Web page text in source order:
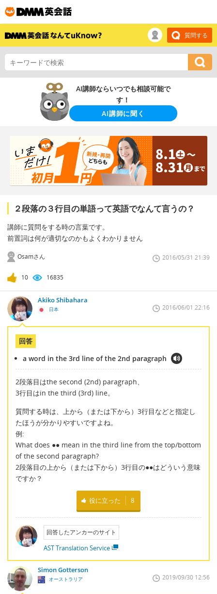
質問する
AI講師ならいつでも相談可能で
す！
AI講師に聞く
２段落の３行目の単語って英語でなんて言うの？
講師に質問をする時の言葉です。
前置詞は何が適切なのかもよくわかりません
Osamさん 2016/05/31 21:39
10 16835
Akiko Shibahara
日本 2016/06/01 22:16
回答
a word in the 3rd line of the 2nd paragraph
2段落目はthe second (2nd) paragraph、
3行目はin the third (3rd) line。
質問する時は、上から（または下から）3行目などと指定し
たほうが分かりやすいですよね。
例:
What does ●● mean in the third line from the top/bottom
of the second paragraph?
2段落目の上から（または下から）3行目の●●はどういう意味
ですか？
役に立った 8
回答したアンカーのサイト
AST Translation Service
Simon Gotterson
オーストラリア 2019/09/30 12:56